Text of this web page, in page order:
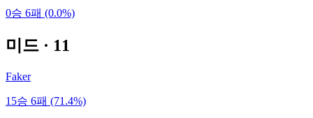
0승 6패 (0.0%)
미드 · 11
Faker
15승 6패 (71.4%)